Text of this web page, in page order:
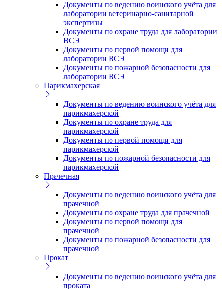
Документы по ведению воинского учёта для
лаборатории ветеринарно-санитарной
экспертизы
Документы по охране труда для лаборатории
ВСЭ
Документы по первой помощи для
лаборатории ВСЭ
Документы по пожарной безопасности для
лаборатории ВСЭ
Парикмахерская
Документы по ведению воинского учёта для
парикмахерской
Документы по охране труда для
парикмахерской
Документы по первой помощи для
парикмахерской
Документы по пожарной безопасности для
парикмахерской
Прачечная
Документы по ведению воинского учёта для
прачечной
Документы по охране труда для прачечной
Документы по первой помощи для
прачечной
Документы по пожарной безопасности для
прачечной
Прокат
Документы по ведению воинского учёта для
проката